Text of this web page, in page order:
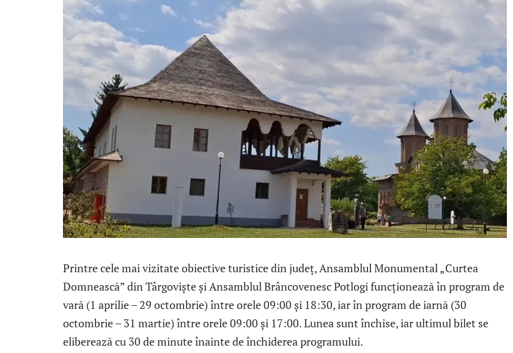
Printre cele mai vizitate obiective turistice din județ, Ansamblul Monumental „Curtea
Domnească” din Târgoviște și Ansamblul Brâncovenesc Potlogi funcționează în program de
vară (1 aprilie – 29 octombrie) între orele 09:00 și 18:30, iar în program de iarnă (30
octombrie – 31 martie) între orele 09:00 și 17:00. Lunea sunt închise, iar ultimul bilet se
eliberează cu 30 de minute înainte de închiderea programului.